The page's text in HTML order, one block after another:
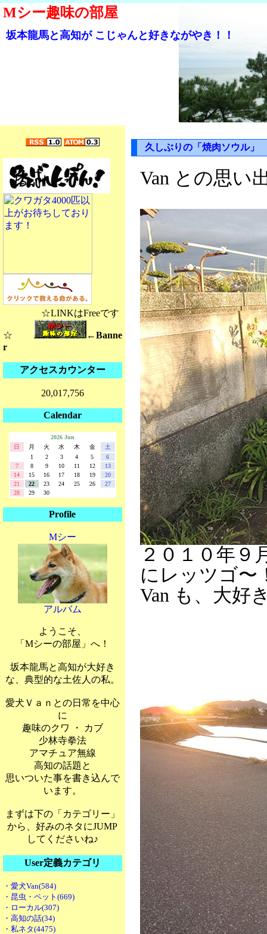
Mシー趣味の部屋
坂本龍馬と高知が こじゃんと好きながやき！！
☆LINKはFreeです
☆
←Banne
r
アクセスカウンター
20,017,756
Calendar
2026 Jun
日
月 火 水 木 金
土
1
2 3 4 5
6
7
8 9 10 11 12
13
14
15 16 17 18 19
20
21
22 23 24 25 26
27
28
29 30
Profile
Mシー
アルバム
ようこそ、
「Mシーの部屋」へ！
坂本龍馬と高知が大好き
な、典型的な土佐人の私。
愛犬Ｖａｎとの日常を中心
に
趣味のクワ ・ カブ
少林寺拳法
アマチュア無線
高知の話題と
思いついた事を書き込んで
います。
まずは下の「カテゴリー」
から、好みのネタにJUMP
してくださいね♪
User定義カテゴリ
・愛犬Van(584)
・昆虫・ペット(669)
・ローカル(307)
・高知の話(34)
・私ネタ(4475)
久しぶりの「焼肉ソウル」
Van との思い
２０１０年９
にレッツゴ〜
Van も、大好